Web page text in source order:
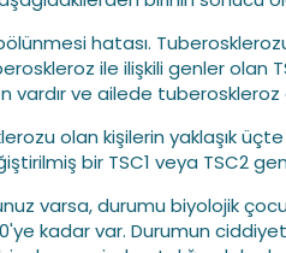
hatası.
ile ilişkili genler olan
vardır ve ailede tuberoskleroz
olan kişilerin yaklaşık
bir TSC1 veya TSC2
varsa, durumu biyolojik
kadar var. Durumun